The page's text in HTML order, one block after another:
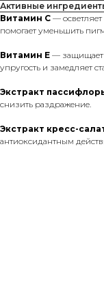
Активные
Витамин С —
помогает уменьшить
Витамин Е — защищает
упругость и замедляет
Экстракт
снизить раздражение.
Экстракт кресс-
антиоксидантным